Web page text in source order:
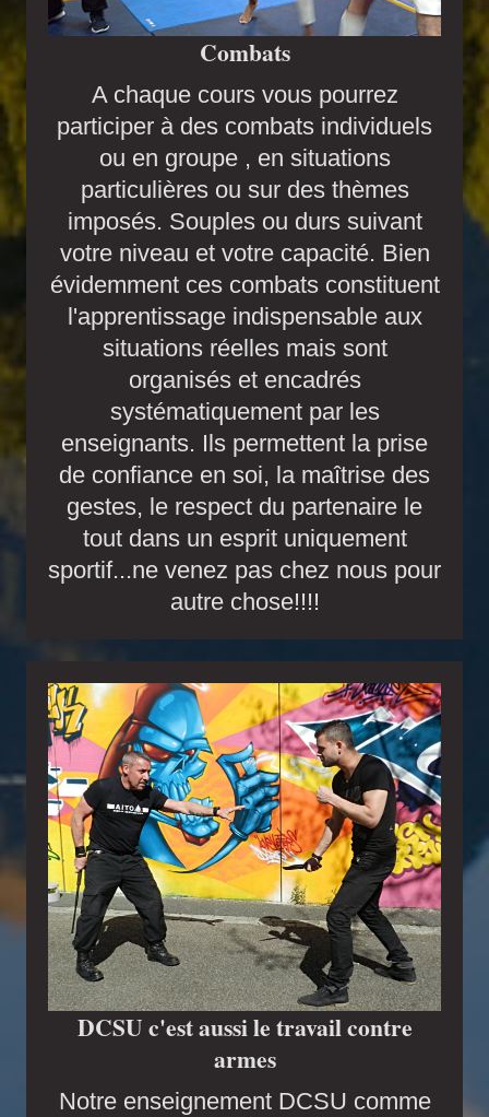
Combats
A chaque cours vous pourrez
participer à des combats individuels
ou en groupe , en situations
particulières ou sur des thèmes
imposés. Souples ou durs suivant
votre niveau et votre capacité. Bien
évidemment ces combats constituent
l'apprentissage indispensable aux
situations réelles mais sont
organisés et encadrés
systématiquement par les
enseignants. Ils permettent la prise
de confiance en soi, la maîtrise des
gestes, le respect du partenaire le
tout dans un esprit uniquement
sportif...ne venez pas chez nous pour
autre chose!!!!
DCSU c'est aussi le travail contre
armes
Notre enseignement DCSU comme